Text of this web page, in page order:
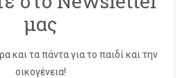
μας
και τα πάντα για το παιδί και την
οικογένεια!